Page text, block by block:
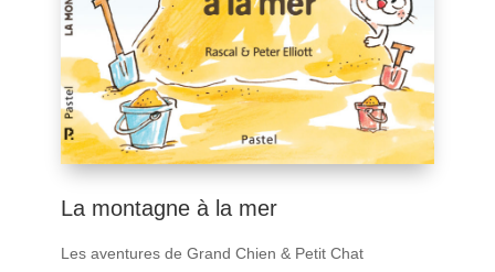
La montagne à la mer
Les aventures de Grand Chien & Petit Chat